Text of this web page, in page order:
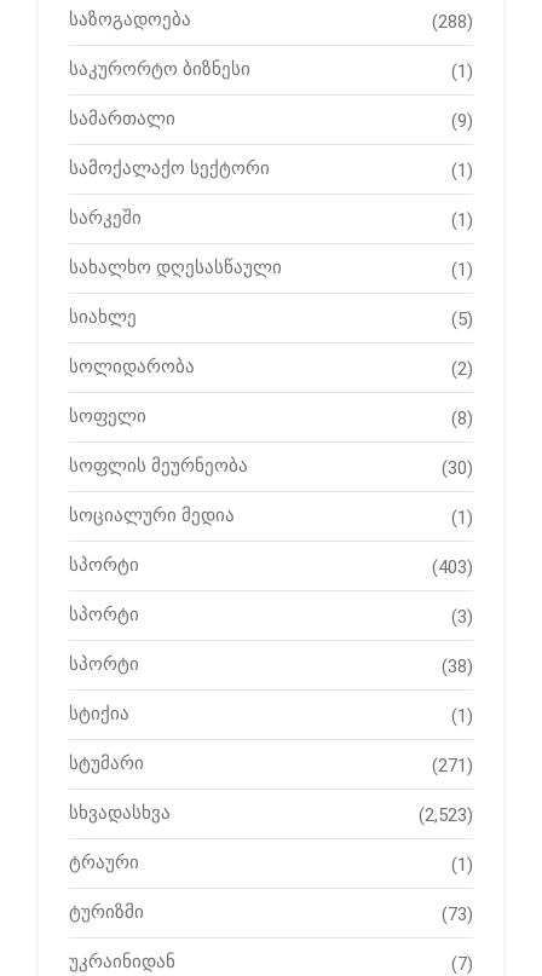
საზოგადოება (288)
საკურორტო ბიზნესი (1)
სამართალი (9)
სამოქალაქო სექტორი (1)
სარკეში (1)
სახალხო დღესასწაული (1)
სიახლე (5)
სოლიდარობა (2)
სოფელი (8)
სოფლის მეურნეობა (30)
სოციალური მედია (1)
სპორტი (403)
სპორტი (3)
სპორტი (38)
სტიქია (1)
სტუმარი (271)
სხვადასხვა (2,523)
ტრაური (1)
ტურიზმი (73)
უკრაინიდან (7)